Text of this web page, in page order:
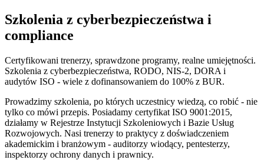
Szkolenia z cyberbezpieczeństwa i
compliance
Certyfikowani trenerzy, sprawdzone programy, realne umiejętności.
Szkolenia z cyberbezpieczeństwa, RODO, NIS-2, DORA i
audytów ISO - wiele z dofinansowaniem do 100% z BUR.
Prowadzimy szkolenia, po których uczestnicy wiedzą, co robić - nie
tylko co mówi przepis. Posiadamy certyfikat ISO 9001:2015,
działamy w Rejestrze Instytucji Szkoleniowych i Bazie Usług
Rozwojowych. Nasi trenerzy to praktycy z doświadczeniem
akademickim i branżowym - auditorzy wiodący, pentesterzy,
inspektorzy ochrony danych i prawnicy.